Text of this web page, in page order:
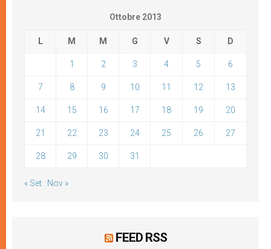
Ottobre 2013
L M M G V S D
1 2 3 4 5 6
7 8 9 10 11 12 13
14 15 16 17 18 19 20
21 22 23 24 25 26 27
28 29 30 31
« Set Nov »
FEED RSS